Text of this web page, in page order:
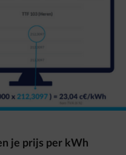
je prijs per kWh